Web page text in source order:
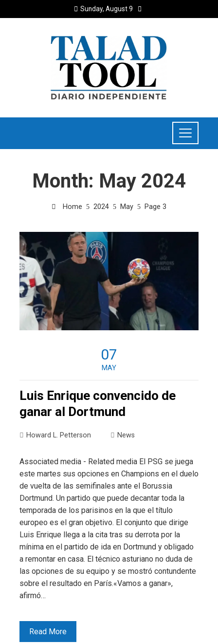
Sunday, August 9
Month: May 2024
Home 2024 May Page 3
07
MAY
Luis Enrique convencido de
ganar al Dortmund
Howard L. Petterson News
Associated media - Related media El PSG se juega
este martes sus opciones en Champions en el duelo
de vuelta de las semifinales ante el Borussia
Dortmund. Un partido que puede decantar toda la
temporada de los parisinos en la que el título
europeo es el gran objetivo. El conjunto que dirige
Luis Enrique llega a la cita tras su derrota por la
mínima en el partido de ida en Dortmund y obligado
a remontar en casa. El técnico asturiano no duda de
las opciones de su equipo y se mostró contundente
sobre el resultado en París.«Vamos a ganar»,
afirmó…
Read More